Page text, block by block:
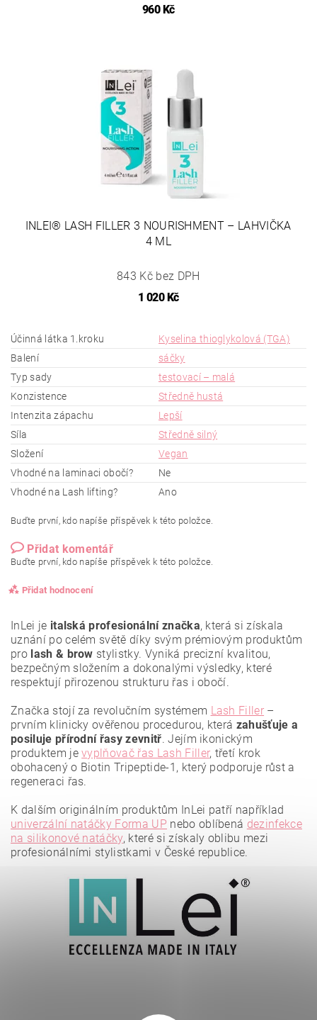
960 Kč
INLEI® LASH FILLER 3 NOURISHMENT – LAHVIČKA
4 ML
843 Kč bez DPH
1 020 Kč
Účinná látka 1.kroku
Kyselina thioglykolová (TGA)
Balení
sáčky
Typ sady
testovací – malá
Konzistence
Středně hustá
Intenzita zápachu
Lepší
Síla
Středně silný
Složení
Vegan
Vhodné na laminaci obočí?
Ne
Vhodné na Lash lifting?
Ano
Buďte první, kdo napíše příspěvek k této položce.
Přidat komentář
Buďte první, kdo napíše příspěvek k této položce.
Přidat hodnocení
Vložením hodnocení souhlasíte se
zásadami ochrany
osobních údajů.
InLei je italská profesionální značka, která si získala
uznání po celém světě díky svým prémiovým produktům
pro lash & brow stylistky. Vyniká precizní kvalitou,
bezpečným složením a dokonalými výsledky, které
respektují přirozenou strukturu řas i obočí.
Značka stojí za revolučním systémem Lash Filler –
prvním klinicky ověřenou procedurou, která zahušťuje a
posiluje přírodní řasy zevnitř. Jejím ikonickým
produktem jevyplňovač řas Lash Filler, třetí krok
obohacený o Biotin Tripeptide-1, který podporuje růst a
regeneraci řas.
K dalším originálním produktům InLei patří například
univerzální natáčky Forma UP nebo oblíbená dezinfekce
na silikonové natáčky, které si získaly oblibu mezi
profesionálními stylistkami v České republice.